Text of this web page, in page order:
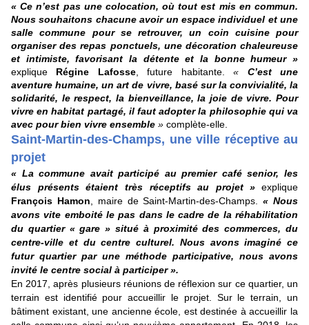
« Ce n’est pas une colocation, où tout est mis en commun.
Nous souhaitons chacune avoir un espace individuel et une
salle commune pour se retrouver, un coin cuisine pour
organiser des repas ponctuels, une décoration chaleureuse
et intimiste, favorisant la détente et la bonne humeur »
explique Régine Lafosse, future habitante.« C’est une
aventure humaine, un art de vivre, basé sur la convivialité, la
solidarité, le respect, la bienveillance, la joie de vivre. Pour
vivre en habitat partagé, il faut adopter la philosophie qui va
avec pour bien vivre ensemble » complète-elle.
Saint-Martin-des-Champs, une ville réceptive au
projet
« La commune avait participé au premier café senior, les
élus présents étaient très réceptifs au projet » explique
François Hamon , maire de Saint-Martin-des-Champs.« Nous
avons vite emboité le pas dans le cadre de la réhabilitation
du quartier « gare » situé à proximité des commerces, du
centre-ville et du centre culturel. Nous avons imaginé ce
futur quartier par une méthode participative, nous avons
invité le centre social à participer ».
En 2017, après plusieurs réunions de réflexion sur ce quartier, un
terrain est identifié pour accueillir le projet. Sur le terrain, un
bâtiment existant, une ancienne école, est destinée à accueillir la